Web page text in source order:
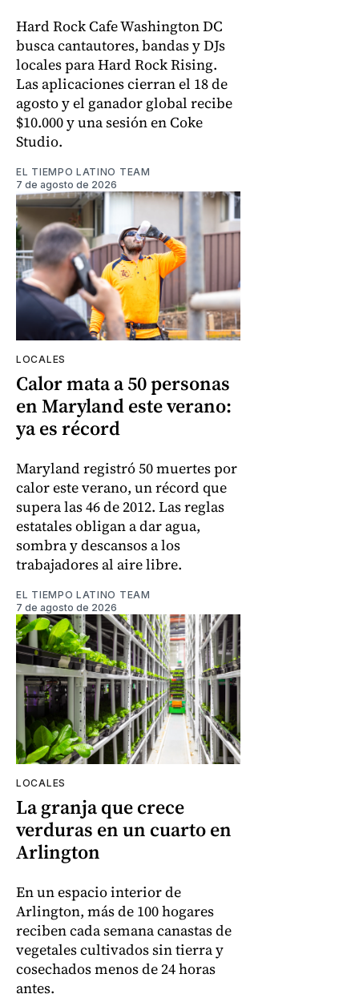
Hard Rock Cafe Washington DC
busca cantautores, bandas y DJs
locales para Hard Rock Rising.
Las aplicaciones cierran el 18 de
agosto y el ganador global recibe
$10.000 y una sesión en Coke
Studio.
EL TIEMPO LATINO TEAM
7 de agosto de 2026
LOCALES
Calor mata a 50 personas
en Maryland este verano:
ya es récord
Maryland registró 50 muertes por
calor este verano, un récord que
supera las 46 de 2012. Las reglas
estatales obligan a dar agua,
sombra y descansos a los
trabajadores al aire libre.
EL TIEMPO LATINO TEAM
7 de agosto de 2026
LOCALES
La granja que crece
verduras en un cuarto en
Arlington
En un espacio interior de
Arlington, más de 100 hogares
reciben cada semana canastas de
vegetales cultivados sin tierra y
cosechados menos de 24 horas
antes.